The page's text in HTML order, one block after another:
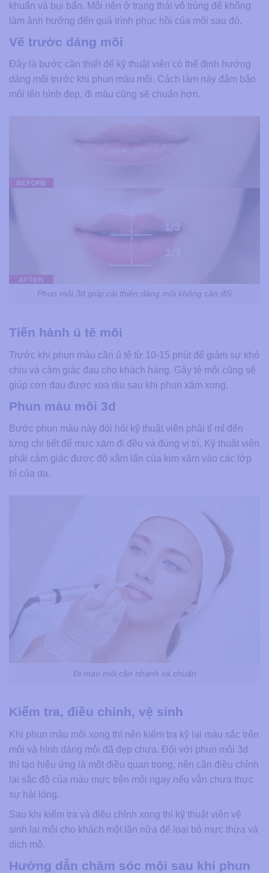
khuẩn và bụi bẩn. Môi nên ở trạng thái vô trùng để không
làm ảnh hưởng đến quá trình phục hồi của môi sau đó.
Vẽ trước dáng môi
Đây là bước cần thiết để kỹ thuật viên có thể định hướng
dáng môi trước khi phun màu môi. Cách làm này đảm bảo
môi lên hình đẹp, đi màu cũng sẽ chuẩn hơn.
Phun môi 3d giúp cải thiện dáng môi không cân đối
Tiến hành ủ tê môi
Trước khi phun màu cần ủ tê từ 10-15 phút để giảm sự khó
chịu và cảm giác đau cho khách hàng. Gây tê môi cũng sẽ
giúp cơn đau được xoa dịu sau khi phun xăm xong.
Phun màu môi 3d
Bước phun màu này đòi hỏi kỹ thuật viên phải tỉ mỉ đến
từng chi tiết để mực xăm đi đều và đúng vị trí. Kỹ thuật viên
phải cảm giác được độ xâm lấn của kim xăm vào các lớp
bì của da.
Đi màu môi cần nhanh và chuẩn
Kiểm tra, điều chỉnh, vệ sinh
Khi phun màu môi xong thì nên kiểm tra kỹ lại màu sắc trên
môi và hình dáng môi đã đẹp chưa. Đối với phun môi 3d
thì tạo hiệu ứng là một điều quan trọng, nên cần điều chỉnh
lại sắc độ của màu mực trên môi ngay nếu vẫn chưa thực
sự hài lòng.
Sau khi kiểm tra và điều chỉnh xong thì kỹ thuật viên vệ
sinh lại môi cho khách một lần nữa để loại bỏ mực thừa và
dịch mô.
Hướng dẫn chăm sóc môi sau khi phun